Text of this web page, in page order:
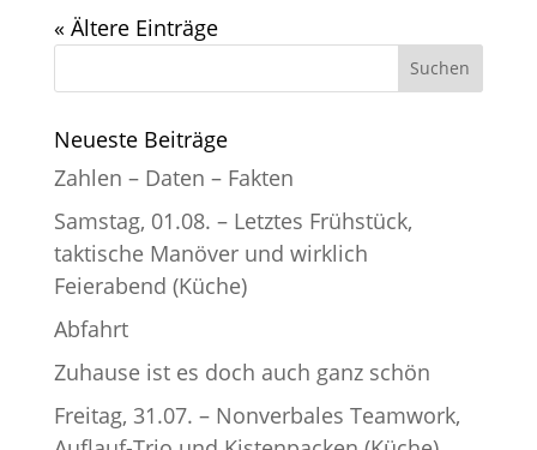
« Ältere Einträge
Neueste Beiträge
Zahlen – Daten – Fakten
Samstag, 01.08. – Letztes Frühstück,
taktische Manöver und wirklich
Feierabend (Küche)
Abfahrt
Zuhause ist es doch auch ganz schön
Freitag, 31.07. – Nonverbales Teamwork,